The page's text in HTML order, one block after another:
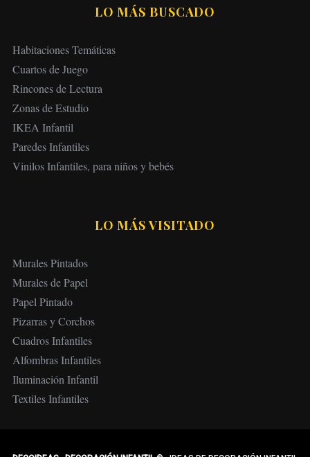
LO MÁS BUSCADO
Habitaciones Temáticas
Cuartos de Juego
Rincones de Lectura
Zonas de Estudio
IKEA Infantil
Paredes Infantiles
Vinilos Infantiles, para niños y bebés
LO MÁS VISITADO
Murales Pintados
Murales de Papel
Papel Pintado
Pizarras y Corchos
Cuadros Infantiles
Alfombras Infantiles
Iluminación Infantil
Textiles Infantiles